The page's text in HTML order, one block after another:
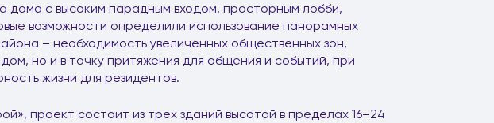
дома с высоким парадным входом, просторным лобби,
возможности определили использование панорамных
– необходимость увеличенных общественных зон,
но и в точку притяжения для общения и событий, при
жизни для резидентов.
проект состоит из трех зданий высотой в пределах 16–24